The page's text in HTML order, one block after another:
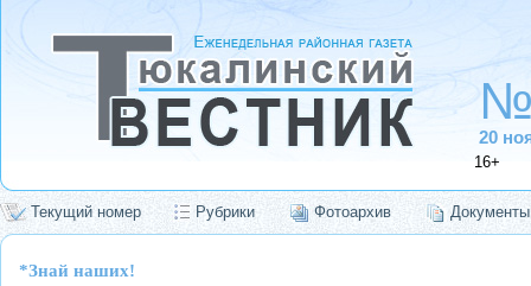
20
16+
Текущий номер Рубрики Фотоархив Документы
*Знай наших!